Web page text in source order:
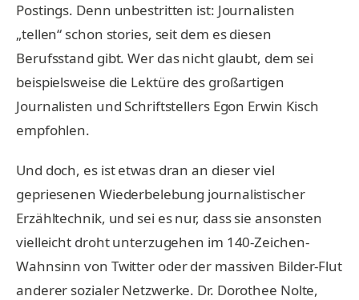
Postings. Denn unbestritten ist: Journalisten
„tellen“ schon stories, seit dem es diesen
Berufsstand gibt. Wer das nicht glaubt, dem sei
beispielsweise die Lektüre des großartigen
Journalisten und Schriftstellers Egon Erwin Kisch
empfohlen.
Und doch, es ist etwas dran an dieser viel
gepriesenen Wiederbelebung journalistischer
Erzähltechnik, und sei es nur, dass sie ansonsten
vielleicht droht unterzugehen im 140-Zeichen-
Wahnsinn von Twitter oder der massiven Bilder-Flut
anderer sozialer Netzwerke. Dr. Dorothee Nolte,